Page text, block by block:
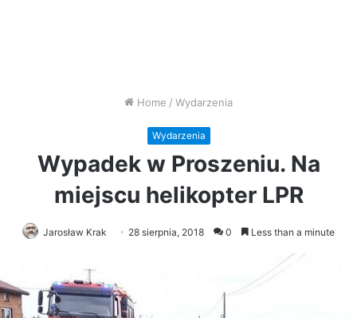
Home / Wydarzenia
Wydarzenia
Wypadek w Proszeniu. Na
miejscu helikopter LPR
Jarosław Krak 28 sierpnia, 2018 0 Less than a minute